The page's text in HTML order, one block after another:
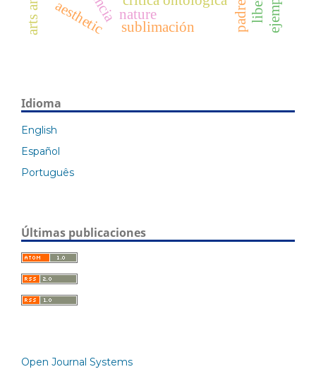
aesthetic nature
sublimación
Idioma
English
Español
Português
Últimas publicaciones
Open Journal Systems